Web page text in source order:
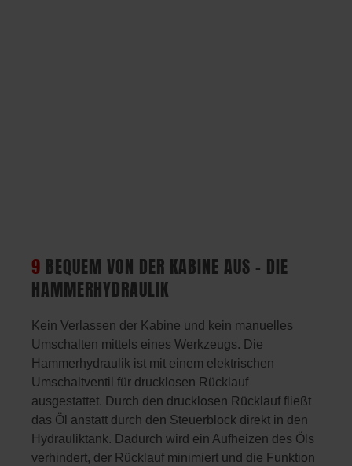
9 BEQUEM VON DER KABINE AUS – DIE
HAMMERHYDRAULIK
Kein Verlassen der Kabine und kein manuelles
Umschalten mittels eines Werkzeugs. Die
Hammerhydraulik ist mit einem elektrischen
Umschaltventil für drucklosen Rücklauf
ausgestattet. Durch den drucklosen Rücklauf fließt
das Öl anstatt durch den Steuerblock direkt in den
Hydrauliktank. Dadurch wird ein Aufheizen des Öls
verhindert, der Rücklauf minimiert und die Funktion